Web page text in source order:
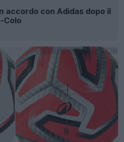
accordo con Adidas dopo il
Colo